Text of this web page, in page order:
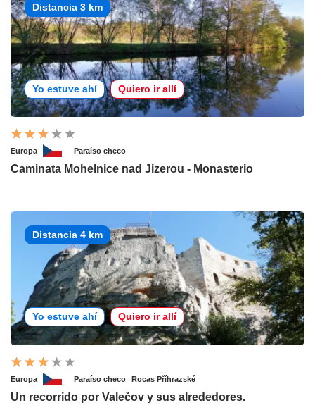
Distancia 3 km
Yo estuve ahí Quiero ir allí
Europa Paraíso checo
Caminata Mohelnice nad Jizerou - Monasterio
Distancia 4 km
Yo estuve ahí Quiero ir allí
Europa Paraíso checo Rocas Příhrazské
Un recorrido por Valečov y sus alrededores.